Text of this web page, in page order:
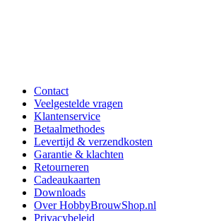
Contact
Veelgestelde vragen
Klantenservice
Betaalmethodes
Levertijd & verzendkosten
Garantie & klachten
Retourneren
Cadeaukaarten
Downloads
Over HobbyBrouwShop.nl
Privacybeleid